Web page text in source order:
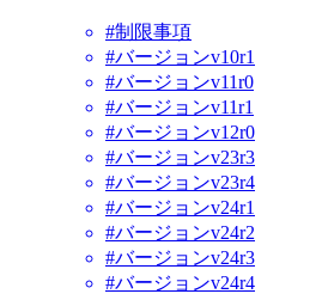
#制限事項
#バージョンv10r1
#バージョンv11r0
#バージョンv11r1
#バージョンv12r0
#バージョンv23r3
#バージョンv23r4
#バージョンv24r1
#バージョンv24r2
#バージョンv24r3
#バージョンv24r4